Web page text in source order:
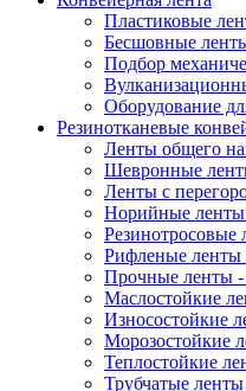
Пластиковые
Бесшовные
Подбор
Оборудование
Резинотканевые
Ленты общего
Шевронные
Ленты с
Норийные
Резинотросовые
Рифленые ленты
Прочные ленты
Маслостойкие
Износостойкие
Морозостойкие
Теплостойкие
Трубчатые ленты